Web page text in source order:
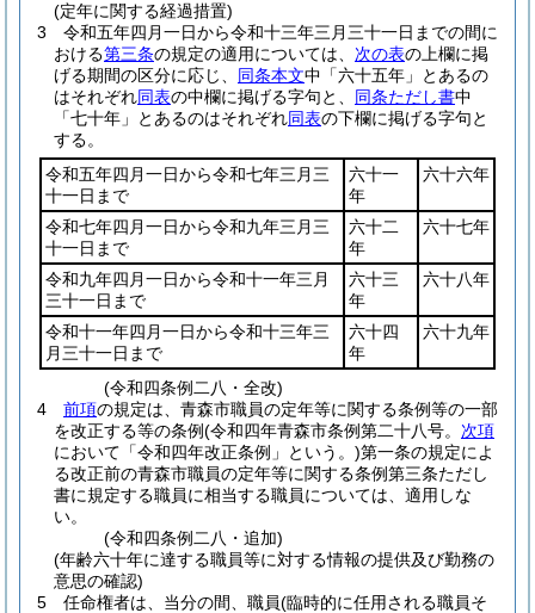
(定年に関する経過措置)
3
令和五年四月一日から令和十三年三月三十一日までの間に
おける第三条の規定の適用については、 次の表の上欄に掲
げる期間の区分に応じ、 同条本文中「六十五年」とあるの
はそれぞれ同表の中欄に掲げる字句と、 同条ただし書中
「七十年」とあるのはそれぞれ同表の下欄に掲げる字句と
する。
令和五年四月一日から令和七年三月三
十一日まで
六十一
年
六十六年
令和七年四月一日から令和九年三月三
十一日まで
六十二
年
六十七年
令和九年四月一日から令和十一年三月
三十一日まで
六十三
年
六十八年
令和十一年四月一日から令和十三年三
月三十一日まで
六十四
年
六十九年
(令和四条例二八・全改)
4
前項の規定は、青森市職員の定年等に関する条例等の一部
を改正する等の条例(令和四年青森市条例第二十八号。 次項
において「令和四年改正条例」という。)第一条の規定によ
る改正前の青森市職員の定年等に関する条例第三条ただし
書に規定する職員に相当する職員については、適用しな
い。
(令和四条例二八・追加)
(年齢六十年に達する職員等に対する情報の提供及び勤務の
意思の確認)
5
任命権者は、当分の間、職員(臨時的に任用される職員そ